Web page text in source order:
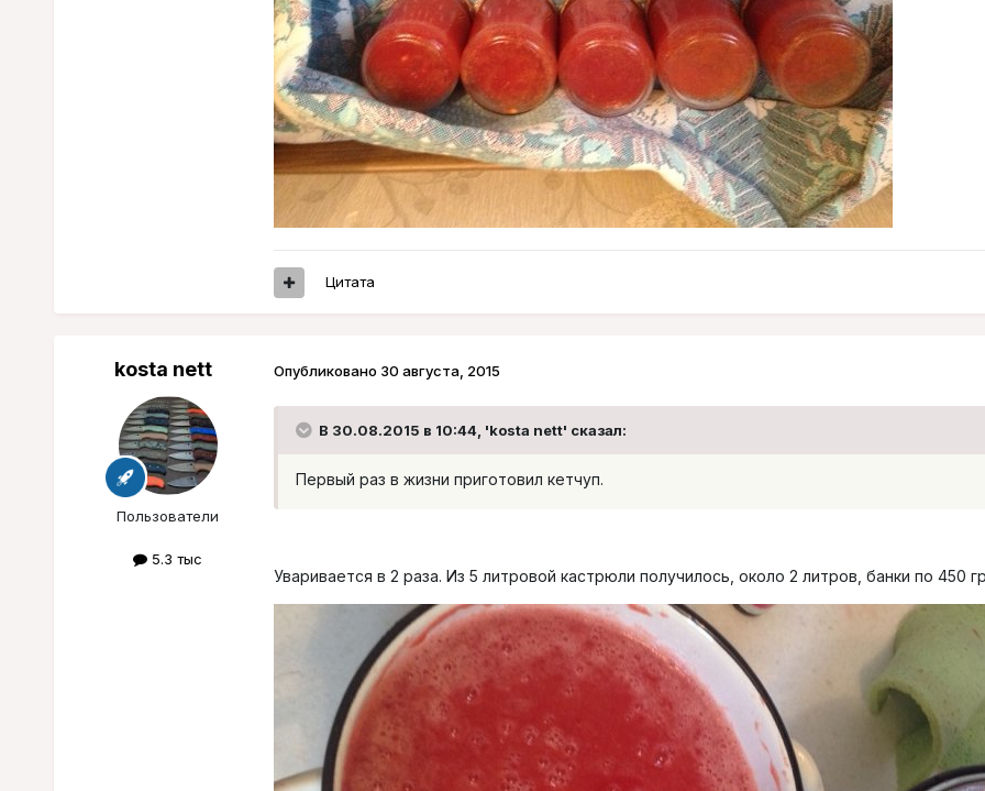
Цитата
kosta nett
Пользователи
5.3 тыс
Опубликовано 30 августа, 2015
В 30.08.2015 в 10:44, 'kosta nett' сказал:
Первый раз в жизни приготовил кетчуп.
Уваривается в 2 раза. Из 5 литровой кастрюли получилось, около 2 литров, банки по 450